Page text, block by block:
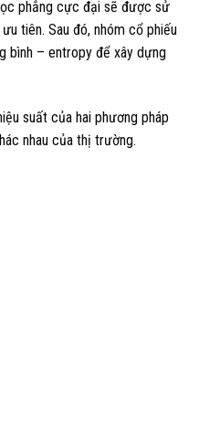
phẳng cực đại sẽ được sử
tiên. Sau đó, nhóm cổ phiếu
bình – entropy để xây dựng
suất của hai phương pháp
nhau của thị trường.